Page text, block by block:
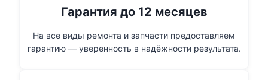
Гарантия до 12 месяцев
На все виды ремонта и запчасти предоставляем
гарантию — уверенность в надёжности результата.